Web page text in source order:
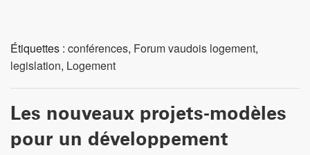
Ecrit parurba_editor
Ittigen, 27.05.2014 – La Confédération soutient pour la
troisième fois au travers du programme «projets-
modèles pour un développement territorial durable»